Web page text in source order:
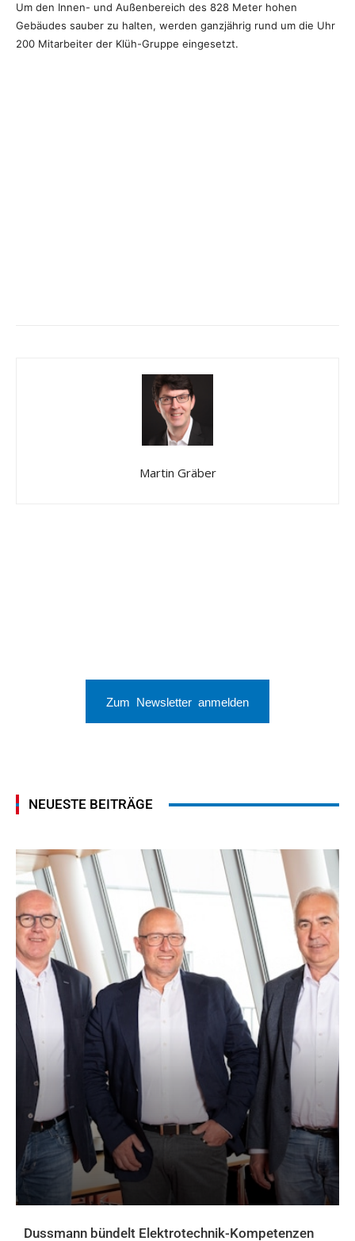
Um den Innen- und Außenbereich des 828 Meter hohen
Gebäudes sauber zu halten, werden ganzjährig rund um die Uhr
200 Mitarbeiter der Klüh-Gruppe eingesetzt.
Martin Gräber
Zum Newsletter anmelden
NEUESTE BEITRÄGE
Dussmann bündelt Elektrotechnik-Kompetenzen